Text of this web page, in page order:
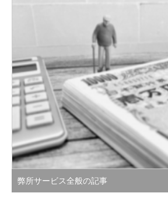
弊所サービス全般の記事